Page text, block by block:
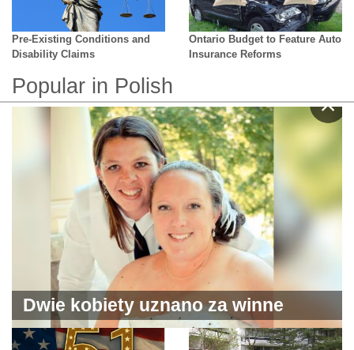
Pre-Existing Conditions and
Disability Claims
Ontario Budget to Feature Auto
Insurance Reforms
Popular in Polish
Dwie kobiety uznano za winne
zamordowania dziecka, którym się